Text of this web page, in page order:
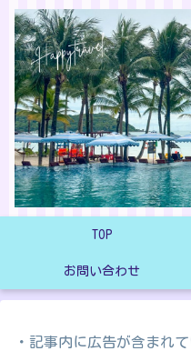
TOP
お問い合わせ
・記事内に広告が含まれ